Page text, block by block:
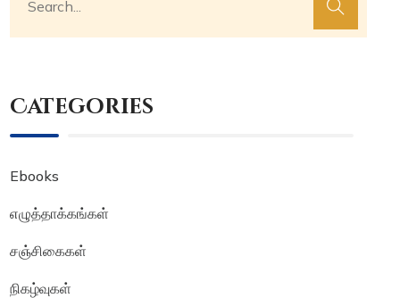
Categories
Ebooks
எழுத்தாக்கங்கள்
சஞ்சிகைகள்
நிகழ்வுகள்